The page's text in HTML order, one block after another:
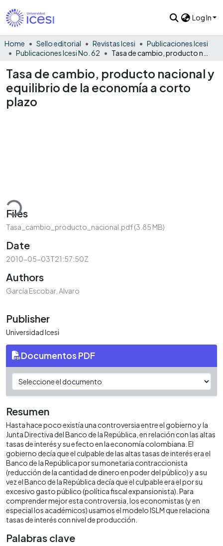
Log In
Home Sello editorial Revistas Icesi
Publicaciones Icesi
Publicaciones Icesi No. 62
Tasa de cambio, producto nacional y
equilibrio de la economía a corto
plazo
Files
Tasa_cambio_producto_nacional.pdf(3.85 MB)
Date
2010-05-03T21:57:50Z
Authors
García Escobar, Alvaro
Publisher
Universidad Icesi
Documentos PDF
Resumen
Hasta hace poco existía una controversia entre el gobierno y la
Junta Directiva del Banco de la República, en relación con las altas
tasas de interés y su efecto en la economía colombiana. El
gobierno decía que el culpable de las altas tasas de interés era el
Banco de la República por su monetaria contraccionista
(reducción de la cantidad de dinero en poder del público) y a su
vez el Banco de la República decía que el culpable era el por su
excesivo gasto público (política fiscal expansionista). Para
comprender mejor esta controversia, los economistas (y en
especial los académicos) usamos el modelo ISLM que relaciona
tasas de interés con nivel de producción.
Palabras clave